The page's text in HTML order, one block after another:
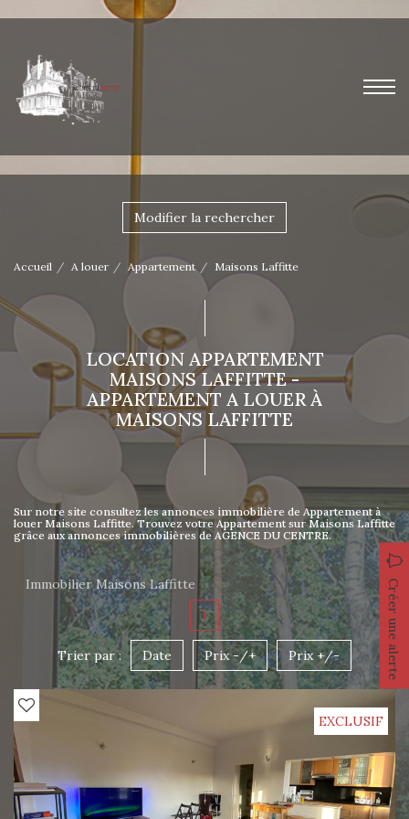
Modifier la rechercher
Accueil A louer Appartement Maisons Laffitte
LOCATION APPARTEMENT
MAISONS LAFFITTE -
APPARTEMENT A LOUER À
MAISONS LAFFITTE
Sur notre site consultez les annonces immobilière de Appartement à
louer Maisons Laffitte. Trouvez votre Appartement sur Maisons Laffitte
grâce aux annonces immobilières de AGENCE DU CENTRE.
Immobilier Maisons Laffitte Créer une alerte
1
Trier par : Date Prix -/+ Prix +/-
EXCLUSIF